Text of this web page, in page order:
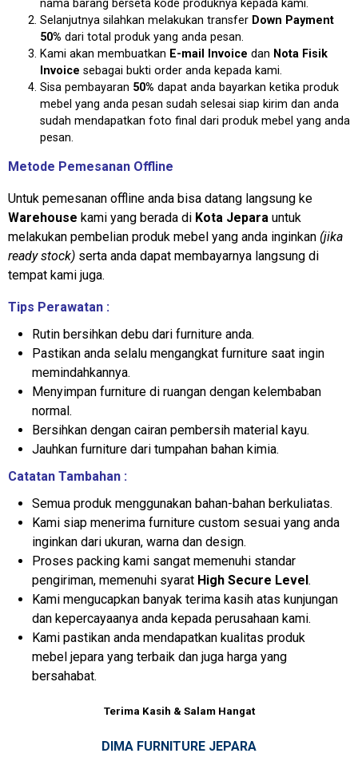
nama barang berseta kode produknya kepada kami.
Selanjutnya silahkan melakukan transfer Down Payment
50% dari total produk yang anda pesan.
Kami akan membuatkan E-mail Invoice dan Nota Fisik
Invoice sebagai bukti order anda kepada kami.
Sisa pembayaran 50% dapat anda bayarkan ketika produk
mebel yang anda pesan sudah selesai siap kirim dan anda
sudah mendapatkan foto final dari produk mebel yang anda
pesan.
Metode Pemesanan Offline
Untuk pemesanan offline anda bisa datang langsung ke
Warehouse kami yang berada di Kota Jepara untuk
melakukan pembelian produk mebel yang anda inginkan (jika
ready stock) serta anda dapat membayarnya langsung di
tempat kami juga.
Tips Perawatan :
Rutin bersihkan debu dari furniture anda.
Pastikan anda selalu mengangkat furniture saat ingin
memindahkannya.
Menyimpan furniture di ruangan dengan kelembaban
normal.
Bersihkan dengan cairan pembersih material kayu.
Jauhkan furniture dari tumpahan bahan kimia.
Catatan Tambahan :
Semua produk menggunakan bahan-bahan berkuliatas.
Kami siap menerima furniture custom sesuai yang anda
inginkan dari ukuran, warna dan design.
Proses packing kami sangat memenuhi standar
pengiriman, memenuhi syarat High Secure Level .
Kami mengucapkan banyak terima kasih atas kunjungan
dan kepercayaanya anda kepada perusahaan kami.
Kami pastikan anda mendapatkan kualitas produk
mebel jepara yang terbaik dan juga harga yang
bersahabat.
Terima Kasih & Salam Hangat
DIMA FURNITURE JEPARA